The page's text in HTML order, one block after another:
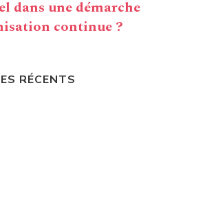
dans une démarche
continue ?
RÉCENTS